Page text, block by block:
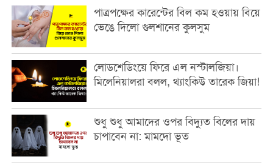
পাত্রপক্ষের কারেন্টের বিল কম হওয়ায় বিয়ে
ভেঙে দিলো গুলশানের কুলসুম
লোডশেডিংয়ে ফিরে এল নস্টালজিয়া।
মিলেনিয়ালরা বলল, থ্যাংকিউ তারেক জিয়া!
শুধু শুধু আমাদের ওপর বিদ্যুত বিলের দায়
চাপাবেন না: মামদো ভূত